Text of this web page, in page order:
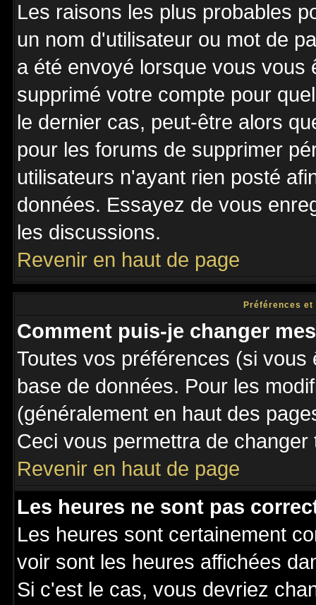
Les raisons les plus probables
un nom d'utilisateur ou mot de
a été envoyé lorsque vous
supprimé votre compte pour
le dernier cas, peut-être alors
pour les forums de supprimer
utilisateurs n'ayant rien posté
données. Essayez de vous
les discussions.
Revenir en haut de page
Préférences
Comment puis-je changer
Toutes vos préférences (si
base de données. Pour les
(généralement en haut des
Ceci vous permettra de
Revenir en haut de page
Les heures ne sont pas
Les heures sont certainement
voir sont les heures affichées
Si c'est le cas, vous devriez